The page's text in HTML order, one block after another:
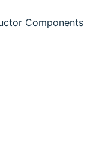
Components